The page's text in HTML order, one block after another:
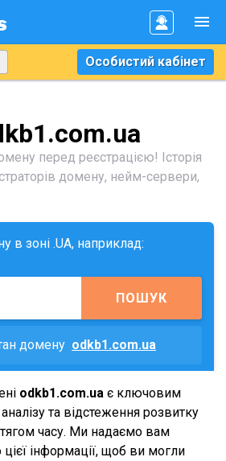
Особистий кабінет
перед реєстрацією! Історія
домену, нейм-сервери,
в зоні .UA, наприклад:
ПОШУК
домену odkb1.com.ua
odkb1.com.ua є ключовим
та відстеження розвитку
часу. Ми надаємо вам
інформації, щоб ви могли